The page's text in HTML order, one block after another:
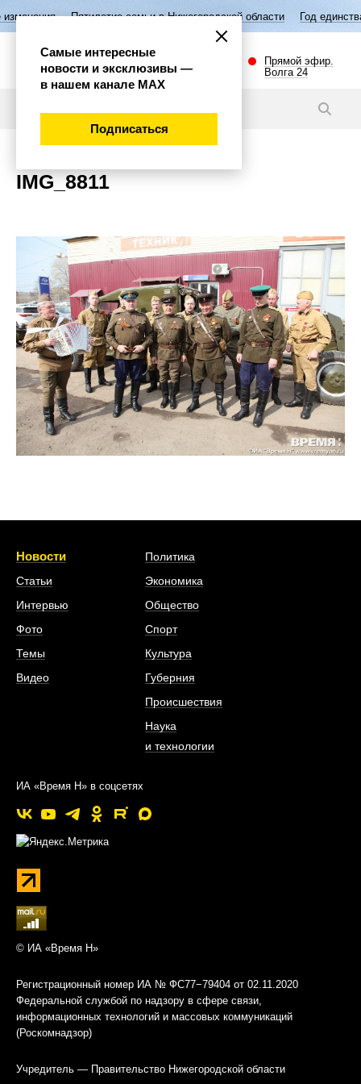
Пятилетие семьи в Нижегородской области Год
Прямой эфир.
Волга 24
IMG_8811
Новости
Статьи
Интервью
Фото
Темы
Видео
Политика
Экономика
Общество
Спорт
Культура
Губерния
Происшествия
Наука
и технологии
ИА «Время Н» в соцсетях
© ИА «Время Н»
Регистрационный номер ИА № ФС77−79404 от 02.11.2020
Федеральной службой по надзору в сфере связи,
информационных технологий и массовых коммуникаций
(Роскомнадзор)
Учредитель — Правительство Нижегородской области
Самые интересные
новости и эксклюзивы —
в нашем канале МАХ
Подписаться